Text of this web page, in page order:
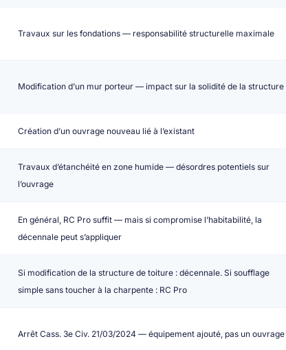
Travaux sur les fondations — responsabilité structurelle maximale
Modification d’un mur porteur — impact sur la solidité de la structure
Création d’un ouvrage nouveau lié à l’existant
Travaux d’étanchéité en zone humide — désordres potentiels sur
l’ouvrage
En général, RC Pro suffit — mais si compromise l’habitabilité, la
décennale peut s’appliquer
Si modification de la structure de toiture : décennale. Si soufflage
simple sans toucher à la charpente : RC Pro
Arrêt Cass. 3e Civ. 21/03/2024 — équipement ajouté, pas un ouvrage